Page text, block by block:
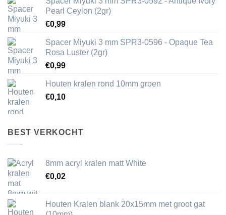
Pearl Ceylon (2gr)
€0,99
Spacer Miyuki 3 mm SPR3-0596 - Opaque Tea
Rosa Luster (2gr)
€0,99
Houten kralen rond 10mm groen
€0,10
BEST VERKOCHT
8mm acryl kralen matt White
€0,02
Houten Kralen blank 20x15mm met groot gat